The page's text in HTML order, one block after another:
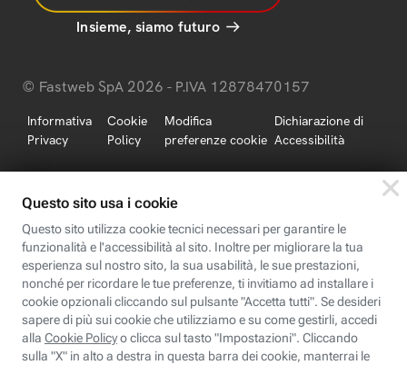
Insieme, siamo futuro
© Fastweb SpA 2026 - P.IVA 12878470157
Informativa
Privacy
Cookie
Policy
Modifica
preferenze cookie
Dichiarazione di
Accessibilità